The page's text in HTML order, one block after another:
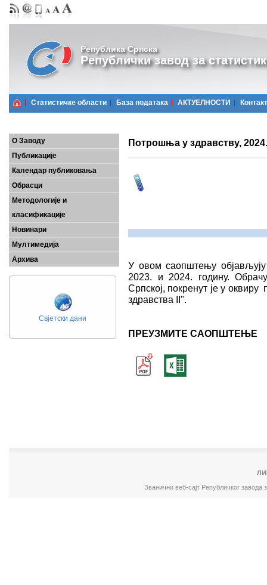
Република Српска
Републички завод за
Статистичке области Базa података АКТУЕЛНОСТИ Контакт
О Заводу
Публикације
Календар публиковања
Обрасци
Методологије и
класификације
Новинари
Мултимедија
Архива
Свјетски дани
Потрошња у здрaвству, 2024.
У овом саопштењу
2023. и 2024. годину.
Српској, покренут је у оквиру
здравства II".
ПРЕУЗМИТЕ САОПШТЕЊЕ
Званични веб-сајт Републичког